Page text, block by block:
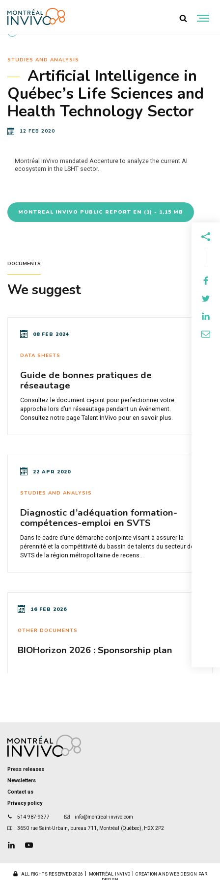
STUDIES AND ANALYSIS
Artificial Intelligence in
Québec’s Life Sciences and
Health Technology Sector
12 FEB 2020
Montréal InVivo mandated Accenture to analyze the current AI
ecosystem in the LSHT sector.
MONTREAL INVIVO PUBLIC REPORT EN (1) - 1,15 MB
DOCUMENTS
We suggest
08 FEB 2024
DATA SHEETS
Guide de bonnes pratiques de
réseautage
Consultez le document ci-joint pour perfectionner votre
approche lors d’un réseautage pendant un événement.
Consultez notre page Talent InVivo pour en savoir plus.
22 APR 2020
STUDIES AND ANALYSIS
Diagnostic d’adéquation formation-
compétences-emploi en SVTS
Dans le cadre d’une démarche conjointe visant à assurer la
pérennité et la compétitivité du bassin de talents du secteur des
SVTS de la région métropolitaine de recens...
16 FEB 2026
OTHER DOCUMENTS
BIOHorizon 2026 : Sponsorship plan
Press releases
Newsletters
Contact us
Privacy policy
514 987-9377 info@montreal-invivo.com
3650 rue Saint-Urbain, bureau 711, Montréal (Québec), H2X 2P2
ALL RIGHTS RESERVED 2026 MONTRÉAL INVIVO
CREATION AND WEB DESIGN PAR